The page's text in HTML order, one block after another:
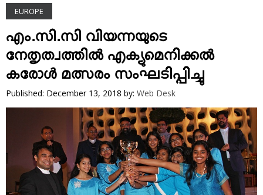
SOCIAL SPHERE
EDITORIAL
ARTS & LITERATURE
MAGAZINE
VIDEOS
YOUR SAY
KARSHAKAN
TOURS & TRAVEL
GREETINGS
EUROPE
എം.സി.സി വിയന്നയുടെ
നേതൃത്വത്തില്‍ എക്യുമെനിക്കല്‍
കരോള്‍ മത്സരം സംഘടിപ്പിച്ചു
Published: December 13, 2018 by: Web Desk